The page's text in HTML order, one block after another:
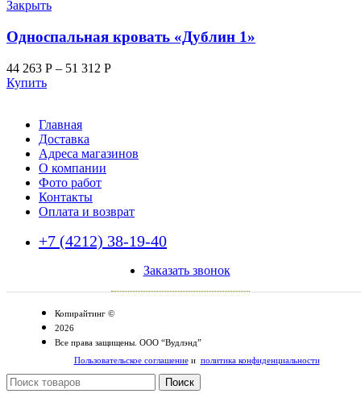
Закрыть
Односпальная кровать «Дублин 1»
44 263 Р – 51 312 Р
Купить
Главная
Доставка
Адреса магазинов
О компании
Фото работ
Контакты
Оплата и возврат
+7 (4212) 38-19-40
Заказать звонок
Копирайтинг ©
2026
Все права защищены. ООО “Вудлэнд”
Пользовательское соглашениеи политика конфиденциальности
Поиск